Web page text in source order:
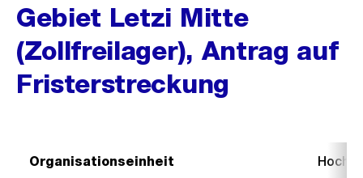
Gebiet Letzi Mitte
(Zollfreilager), Antrag auf
Fristerstreckung
Organisationseinheit